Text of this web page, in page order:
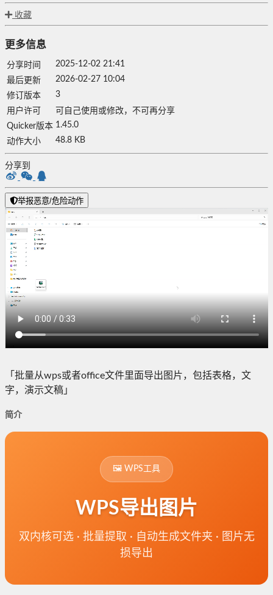
收藏
更多信息
分享时间
2025-12-02 21:41
最后更新
2026-02-27 10:04
修订版本
3
用户许可
可自己使用或修改，不可再分享
Quicker版本 1.45.0
动作大小
48.8 KB
分享到
举报恶意/危险动作
「批量从wps或者office文件里面导出图片，包括表格，文
字，演示文稿」
简介
🖼️ WPS工具
WPS导出图片
双内核可选 · 批量提取 · 自动生成文件夹 · 图片无
损导出